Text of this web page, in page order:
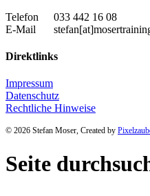
Telefon
033 442 16 08
E-Mail
Direktlinks
Impressum
Datenschutz
Rechtliche Hinweise
© 2026 Stefan Moser, Created by
Seite